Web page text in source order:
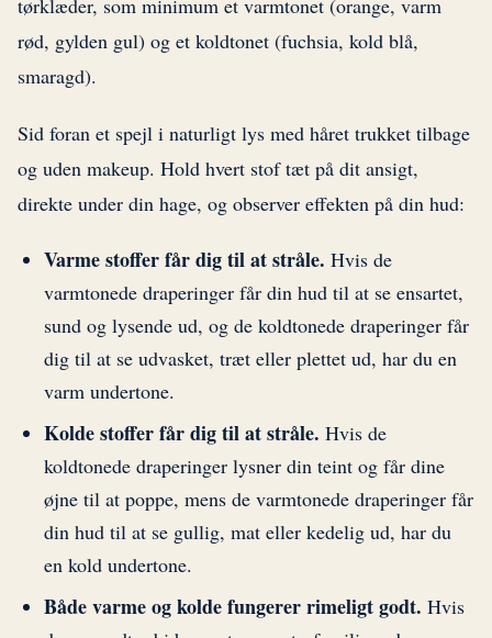
tørklæder, som minimum et varmtonet (orange, varm
rød, gylden gul) og et koldtonet (fuchsia, kold blå,
smaragd).
Sid foran et spejl i naturligt lys med håret trukket tilbage
og uden makeup. Hold hvert stof tæt på dit ansigt,
direkte under din hage, og observer effekten på din hud:
Varme stoffer får dig til at stråle. Hvis de
varmtonede draperinger får din hud til at se ensartet,
sund og lysende ud, og de koldtonede draperinger får
dig til at se udvasket, træt eller plettet ud, har du en
varm undertone.
Kolde stoffer får dig til at stråle. Hvis de
koldtonede draperinger lysner din teint og får dine
øjne til at poppe, mens de varmtonede draperinger får
din hud til at se gullig, mat eller kedelig ud, har du
en kold undertone.
Både varme og kolde fungerer rimeligt godt. Hvis